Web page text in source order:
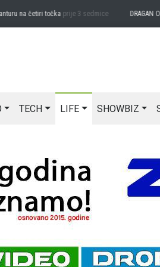
na četiri točkaprije 3 sedmice DRAGAN
TECH LIFE SHOWBIZ